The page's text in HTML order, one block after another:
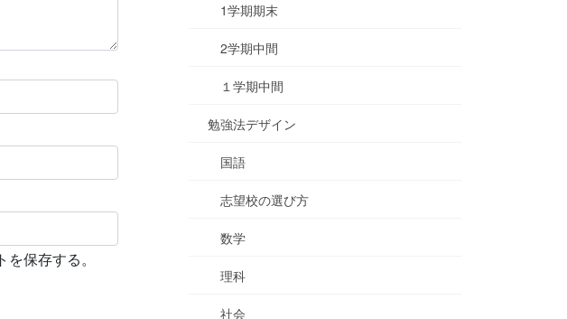
保存する。
1学期期末
2学期中間
１学期中間
勉強法デザイン
国語
志望校の選び方
数学
理科
社会